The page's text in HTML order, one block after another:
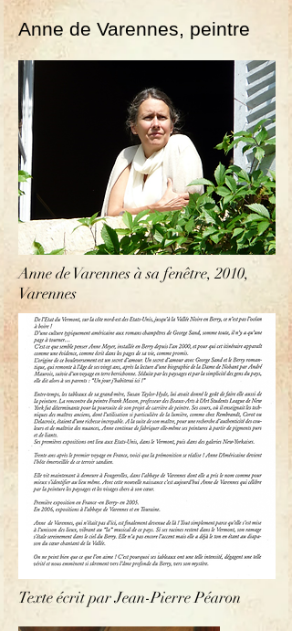
Anne de Varennes, peintre
Anne de Varennes à sa fenêtre, 2010,
Varennes
Texte écrit par Jean-Pierre Péaron